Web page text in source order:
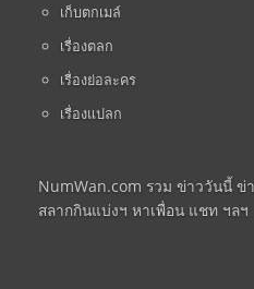
เก็บตกเมล์
เรื่องตลก
เรื่องย่อละคร
เรื่องแปลก
NumWan.com รวม ข่าววันนี้ ข่
สลากกินแบ่งฯ หาเพื่อน แชท ฯลฯ